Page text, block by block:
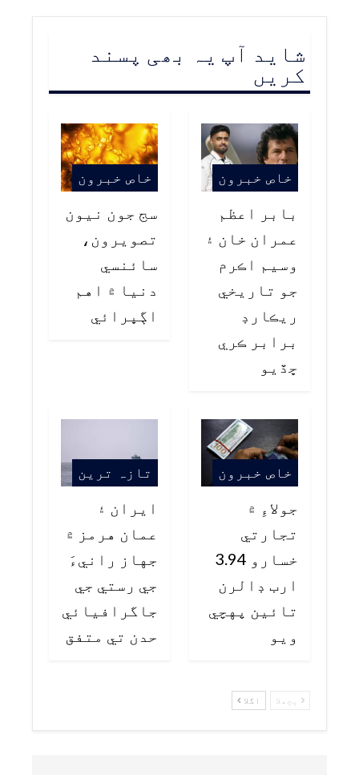
شاید آپ یہ بھی پسند
کریں
خاص خبرون
بابر اعظم
عمران خان ۽
وسيم اڪرم
جو تاريخي
ريڪارڊ
برابر ڪري
ڇڏيو
خاص خبرون
سج جون نيون
تصويرون،
سائنسي
دنيا ۾ اهم
اڳڀرائي
خاص خبرون
جولاءِ ۾
تجارتي
خسارو 3.94
ارب ڊالرن
تائين پهچي
ويو
تازہ ترین
ايران ۽
عمان هرمز ۾
جهاز رانيءَ
جي رستي جي
جاگرافيائي
حدن تي متفق
پچھلا اگلا